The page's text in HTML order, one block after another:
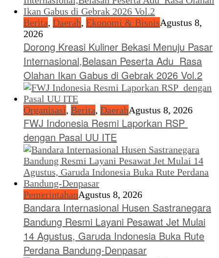
Berita, Daerah, Ekonomi & BisnisAgustus 8,
2026
Dorong Kreasi Kuliner Bekasi Menuju Pasar
Internasional,Belasan Peserta Adu Rasa
Olahan Ikan Gabus di Gebrak 2026 Vol.2
Organisasi, Berita, DaerahAgustus 8, 2026
FWJ Indonesia Resmi Laporkan RSP
dengan Pasal UU ITE
PemerintahanAgustus 8, 2026
Bandara Internasional Husen Sastranegara
Bandung Resmi Layani Pesawat Jet Mulai
14 Agustus, Garuda Indonesia Buka Rute
Perdana Bandung-Denpasar